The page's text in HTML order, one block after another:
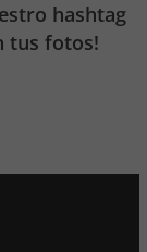
hashtag
tus fotos!